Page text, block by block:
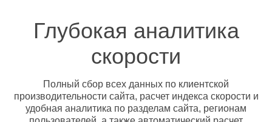
Глубокая аналитика
скорости
Полный сбор всех данных по клиентской
производительности сайта, расчет индекса скорости и
удобная аналитика по разделам сайта, регионам